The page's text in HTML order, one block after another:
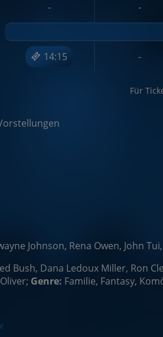
- -
14:15 -
Für
Johnson, Rena Owen, John
Bush, Dana Ledoux Miller, Ron
Genre: Familie, Fantasy,